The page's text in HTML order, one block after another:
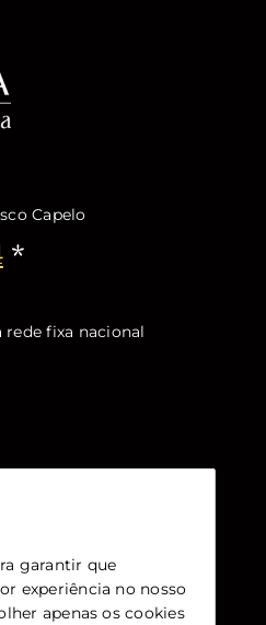
Capelo
*
rede fixa nacional
garantir que
experiência no nosso
apenas os cookies